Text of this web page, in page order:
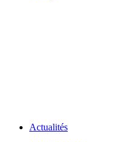
Actualités